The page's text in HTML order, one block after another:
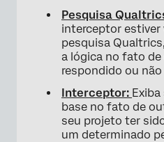
Pesquisa
interceptor estiver
pesquisa
a lógica no fato
respondido ou
Interceptor:
base no fato de
seu projeto ter
um determinado